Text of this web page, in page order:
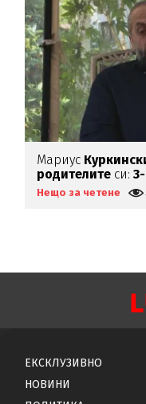
Мариус
родителите си:
като ги прочетох
Нещо за четене
ЕКСКЛУЗИВНО
НОВИНИ